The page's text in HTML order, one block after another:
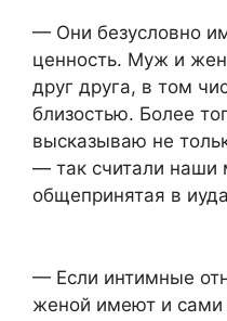
— Они безусловно
ценность. Муж и
друг друга, в том
близостью. Более
высказываю не
— так считали наши
общепринятая в
— Если интимные
женой имеют и сами